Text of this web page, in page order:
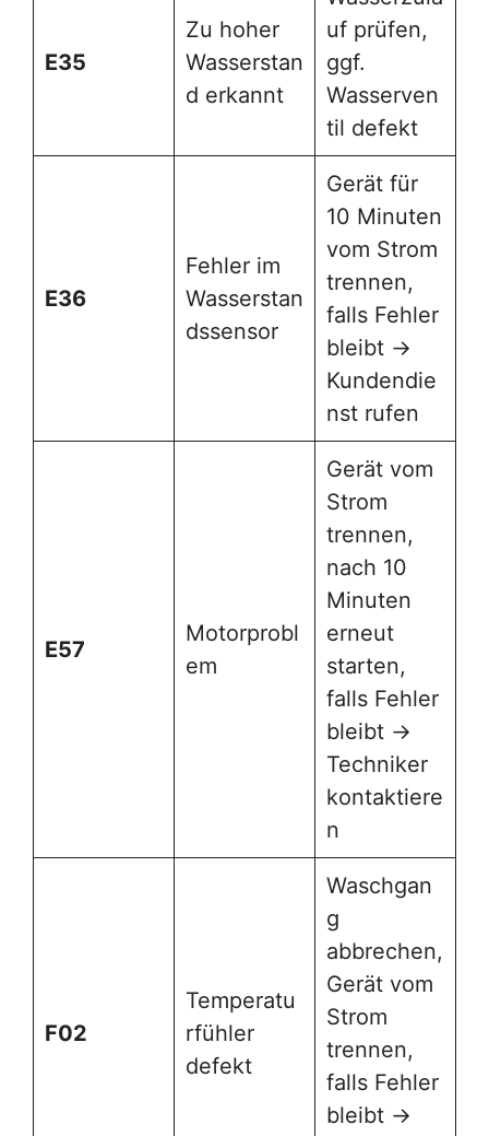
E35
Zu hoher
Wasserstan
d erkannt
uf prüfen,
ggf.
Wasserven
til defekt
E36
Fehler im
Wasserstan
dssensor
Gerät für
10 Minuten
vom Strom
trennen,
falls Fehler
bleibt →
Kundendie
nst rufen
E57
Motorprobl
em
Gerät vom
Strom
trennen,
nach 10
Minuten
erneut
starten,
falls Fehler
bleibt →
Techniker
kontaktiere
n
F02
Temperatu
rfühler
defekt
Waschgan
g
abbrechen,
Gerät vom
Strom
trennen,
falls Fehler
bleibt →